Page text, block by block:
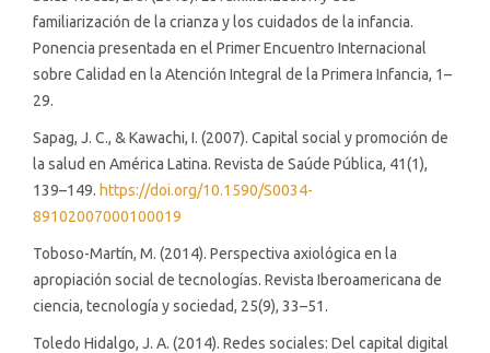
familiarización de la crianza y los cuidados de la infancia.
Ponencia presentada en el Primer Encuentro Internacional
sobre Calidad en la Atención Integral de la Primera Infancia, 1–
29.
Sapag, J. C., & Kawachi, I. (2007). Capital social y promoción de
la salud en América Latina. Revista de Saúde Pública, 41(1),
139–149. https://doi.org/10.1590/S0034-
89102007000100019
Toboso-Martín, M. (2014). Perspectiva axiológica en la
apropiación social de tecnologías. Revista Iberoamericana de
ciencia, tecnología y sociedad, 25(9), 33–51.
Toledo Hidalgo, J. A. (2014). Redes sociales: Del capital digital